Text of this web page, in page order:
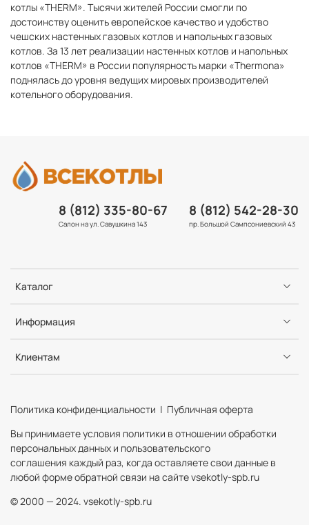
котлы «THERM». Тысячи жителей России смогли по
достоинству оценить европейское качество и удобство
чешских настенных газовых котлов и напольных газовых
котлов. За 13 лет реализации настенных котлов и напольных
котлов «THERM» в России популярность марки «Thermona»
поднялась до уровня ведущих мировых производителей
котельного оборудования.
Каталог
Информация
Клиентам
8 (812) 335-80-67
Салон на ул. Савушкина 143
8 (812) 542-28-30
пр. Большой Сампсониевский 43
Политика конфиденциальности | Публичная оферта
Вы принимаете условия политики в отношении обработки
персональных данных и пользовательского
соглашения каждый раз, когда оставляете свои данные в
любой форме обратной связи на сайте vsekotly-spb.ru
© 2000 — 2024. vsekotly-spb.ru